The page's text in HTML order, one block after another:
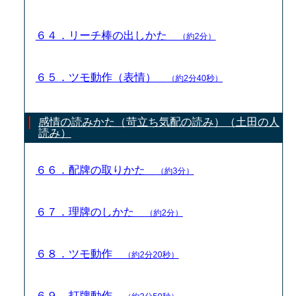
６４．リーチ棒の出しかた （約2分）
６５．ツモ動作（表情） （約2分40秒）
感情の読みかた（苛立ち気配の読み）（土田の人
読み）
６６．配牌の取りかた （約3分）
６７．理牌のしかた （約2分）
６８．ツモ動作 （約2分20秒）